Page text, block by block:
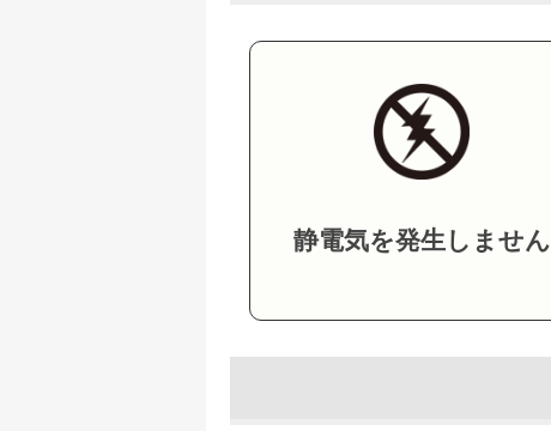
静電気を発生しません